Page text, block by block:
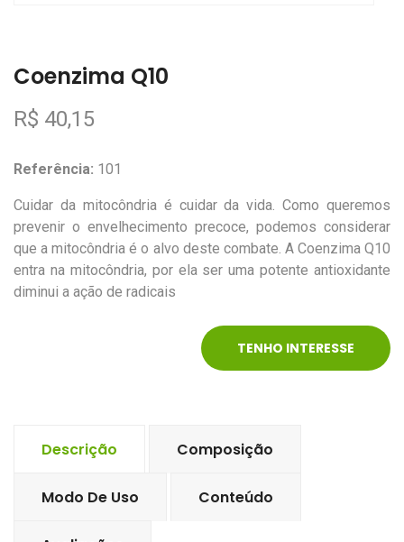
Coenzima Q10
R$ 40,15
Referência: 101
Cuidar da mitocôndria é cuidar da vida. Como queremos
prevenir o envelhecimento precoce, podemos considerar
que a mitocôndria é o alvo deste combate. A Coenzima Q10
entra na mitocôndria, por ela ser uma potente antioxidante
diminui a ação de radicais
TENHO INTERESSE
Descrição Composição
Modo De Uso Conteúdo